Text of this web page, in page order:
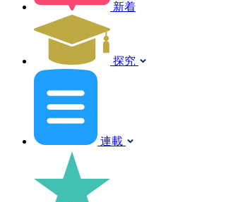
新着
探究
連載